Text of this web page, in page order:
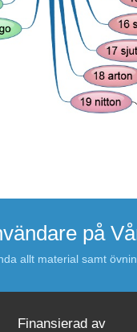
på
allt material samt
Finansierad av